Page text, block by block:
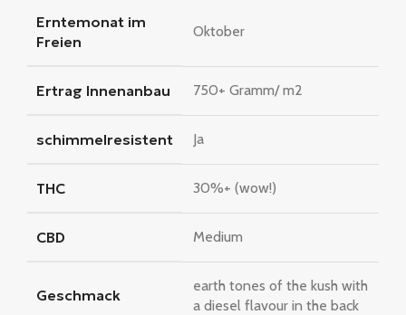
Erntemonat im
Freien
Oktober
Ertrag Innenanbau 750+ Gramm/ m2
schimmelresistent Ja
THC 30%+ (wow!)
CBD Medium
Geschmack
earth tones of the kush with
a diesel flavour in the back